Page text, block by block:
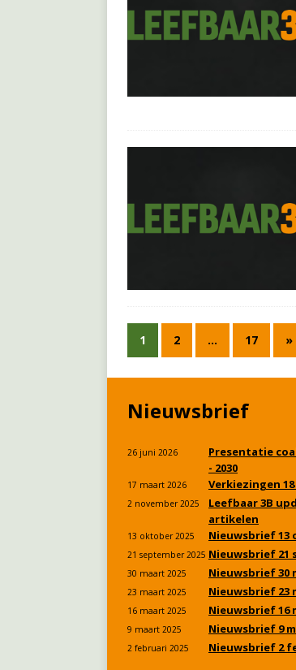
1 2 … 17 »
Nieuwsbrief
26 juni 2026
Presentatie
- 2030
17 maart 2026 Verkiezingen
2 november 2025
Leefbaar 3B
artikelen
13 oktober 2025 Nieuwsbrief 13
21 september 2025 Nieuwsbrief 21
30 maart 2025 Nieuwsbrief 30
23 maart 2025 Nieuwsbrief 23
16 maart 2025 Nieuwsbrief 16
9 maart 2025 Nieuwsbrief 9
2 februari 2025 Nieuwsbrief 2